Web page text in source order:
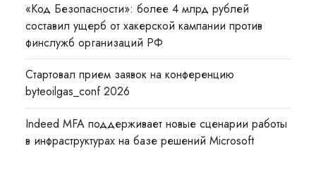
«Код Безопасности»: более 4 млрд рублей
составил ущерб от хакерской кампании против
финслужб организаций РФ
Стартовал прием заявок на конференцию
byteoilgas_conf 2026
Indeed MFA поддерживает новые сценарии работы
в инфраструктурах на базе решений Microsoft